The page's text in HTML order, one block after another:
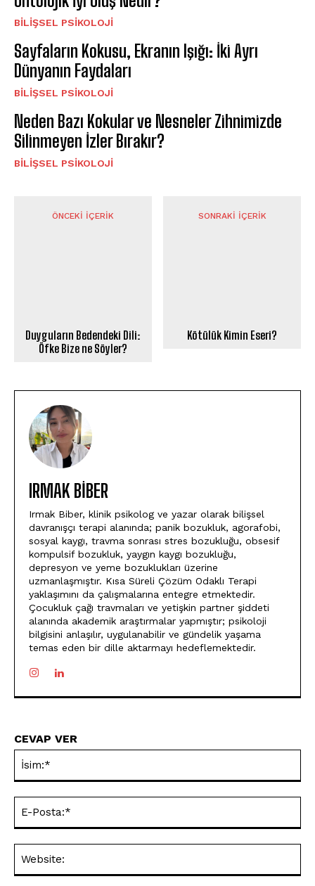
BILIŞSEL PSIKOLOJI
Sayfaların Kokusu, Ekranın Işığı: İki Ayrı
Dünyanın Faydaları
BILIŞSEL PSIKOLOJI
Neden Bazı Kokular ve Nesneler Zihnimizde
Silinmeyen İzler Bırakır?
BILIŞSEL PSIKOLOJI
ÖNCEKI İÇERIK
Duyguların Bedendeki Dili:
Öfke Bize ne Söyler?
SONRAKI İÇERIK
Kötülük Kimin Eseri?
IRMAK BIBER
Irmak Biber, klinik psikolog ve yazar olarak bilişsel
davranışçı terapi alanında; panik bozukluk, agorafobi,
sosyal kaygı, travma sonrası stres bozukluğu, obsesif
kompulsif bozukluk, yaygın kaygı bozukluğu,
depresyon ve yeme bozuklukları üzerine
uzmanlaşmıştır. Kısa Süreli Çözüm Odaklı Terapi
yaklaşımını da çalışmalarına entegre etmektedir.
Çocukluk çağı travmaları ve yetişkin partner şiddeti
alanında akademik araştırmalar yapmıştır; psikoloji
bilgisini anlaşılır, uygulanabilir ve gündelik yaşama
temas eden bir dille aktarmayı hedeflemektedir.
CEVAP VER